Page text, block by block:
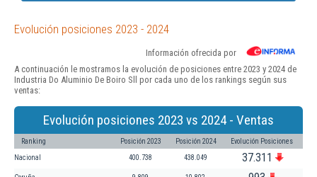
Evolución posiciones 2023 - 2024
Información ofrecida por
A continuación le mostramos la evolución de posiciones entre 2023 y 2024 de
Industria Do Aluminio De Boiro Sll por cada uno de los rankings según sus
ventas:
Evolución posiciones 2023 vs 2024 - Ventas
Ranking Posición 2023 Posición 2024 Evolución Posiciones
Nacional 400.738 438.049 37.311